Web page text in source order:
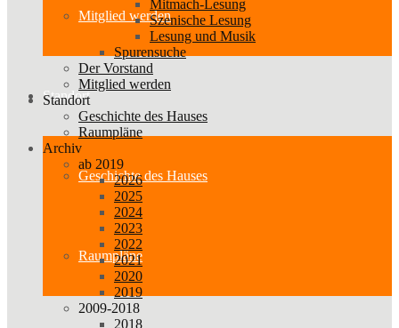
Mitglied werden
Standort
Geschichte des Hauses
Raumpläne
Mitmach-Lesung
Szenische Lesung
Lesung und Musik
Spurensuche
Der Vorstand
Mitglied werden
Standort
Geschichte des Hauses
Raumpläne
Archiv
ab 2019
2026
2025
2024
2023
2022
2021
2020
2019
2009-2018
2018